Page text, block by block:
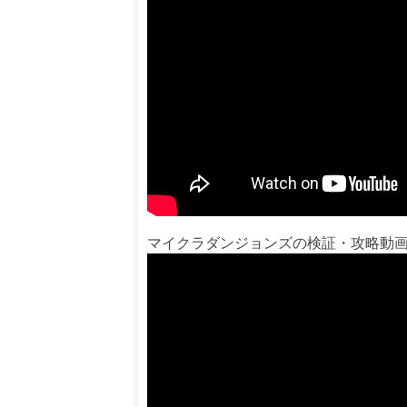
マイクラダンジョンズの検証・攻略動